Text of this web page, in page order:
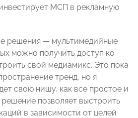
МСП в рекламную
решения — мультимедийные
можно получить доступ ко
свой медиамикс. Это пока
тренд, но я
свою нишу, как все простое и
позволяет выстроить
в зависимости от целей